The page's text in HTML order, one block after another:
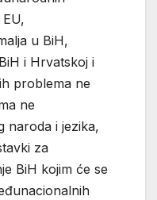
u BiH,
i Hrvatskoj i
problema ne
ne
naroda i jezika,
za
BiH kojim će se